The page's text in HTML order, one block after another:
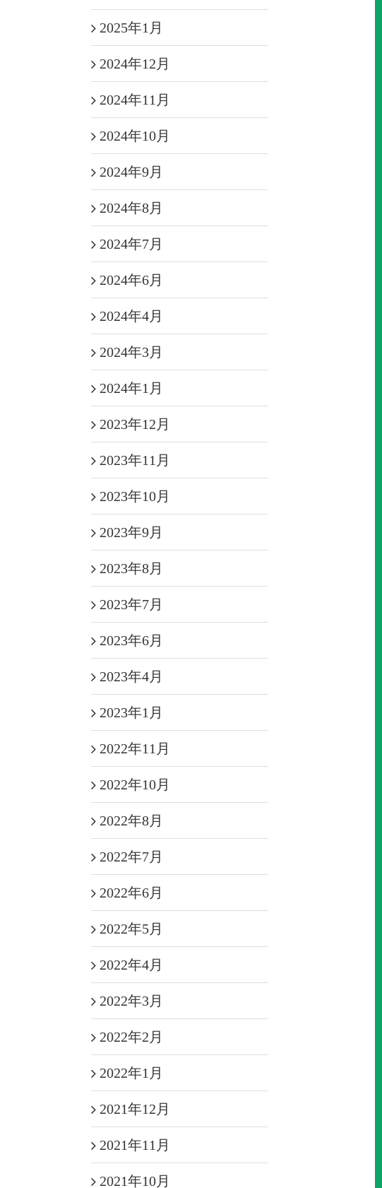
2025年1月
2024年12月
2024年11月
2024年10月
2024年9月
2024年8月
2024年7月
2024年6月
2024年4月
2024年3月
2024年1月
2023年12月
2023年11月
2023年10月
2023年9月
2023年8月
2023年7月
2023年6月
2023年4月
2023年1月
2022年11月
2022年10月
2022年8月
2022年7月
2022年6月
2022年5月
2022年4月
2022年3月
2022年2月
2022年1月
2021年12月
2021年11月
2021年10月